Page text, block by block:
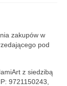
zakupów w
pod
z siedzibą
9721150243,